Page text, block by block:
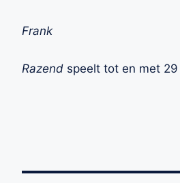
Frank
Razend speelt tot en met